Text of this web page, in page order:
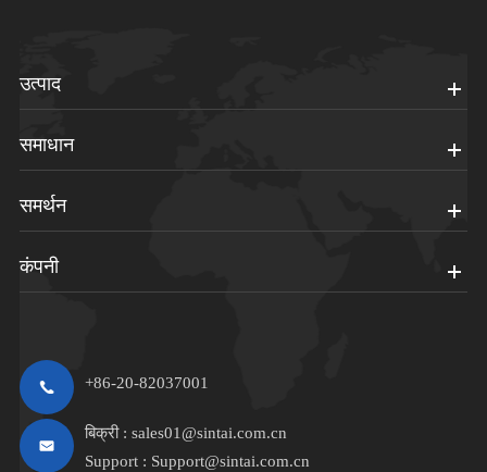
उत्पाद
समाधान
समर्थन
कंपनी
+86-20-82037001
बिक्री : sales01@sintai.com.cn
Support : Support@sintai.com.cn